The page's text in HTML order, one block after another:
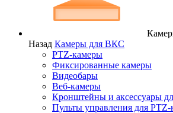
Назад Камеры для ВКС
PTZ-камеры
Фиксированные камеры
Видеобары
Веб-камеры
Кронштейны и аксессуары
Пульты управления для PTZ-